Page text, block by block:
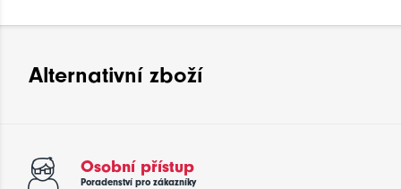
Alternativní zboží
Osobní přístup
Poradenství pro zákazníky